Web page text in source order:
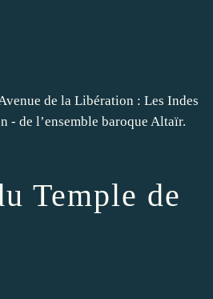
de la Libération : Les Indes
- de l’ensemble baroque Altaïr.
Temple de